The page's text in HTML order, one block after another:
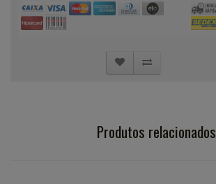
Produtos relacionados